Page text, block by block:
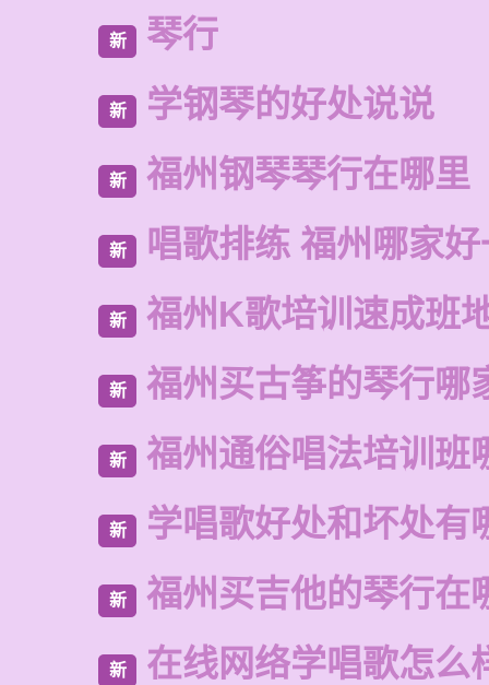
新 琴行
新 学钢琴的好处说说
新 福州钢琴琴行在哪里
新 唱歌排练 福州哪家
新 福州K歌培训速成班
新 福州买古筝的琴行哪
新 福州通俗唱法培训班
新 学唱歌好处和坏处有
新 福州买吉他的琴行在
新 在线网络学唱歌怎么